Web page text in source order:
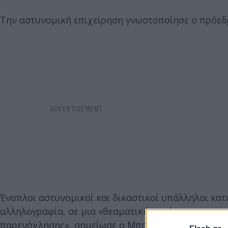
Την αστυνομική επιχείρηση γνωστοποίησε ο
Ένοπλοι αστυνομικοί και δικαστικοί υπάλληλοι
αλληλογραφία, σε μια «θεαματική και άνευ
παρενόχλησης», σημείωσε ο Μπαρντελά.